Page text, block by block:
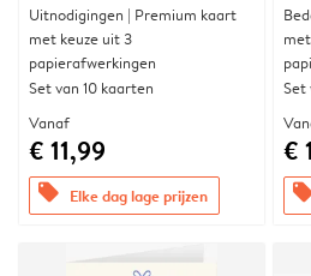
Uitnodigingen | Premium kaart
met keuze uit 3
papierafwerkingen
Set van 10 kaarten
Vanaf
€ 11,99
offers Elke dag lage prijzen
Set
€